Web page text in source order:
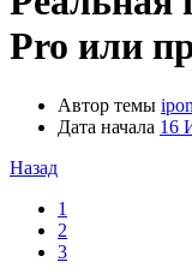
Pro или
Автор темы
Дата начала 16
Назад
1
2
3